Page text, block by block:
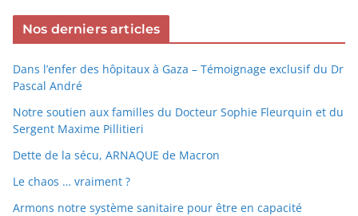
Nos derniers articles
Dans l’enfer des hôpitaux à Gaza – Témoignage exclusif du Dr
Pascal André
Notre soutien aux familles du Docteur Sophie Fleurquin et du
Sergent Maxime Pillitieri
Dette de la sécu, ARNAQUE de Macron
Le chaos … vraiment ?
Armons notre système sanitaire pour être en capacité